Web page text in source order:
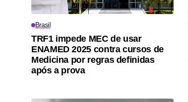
Brasil
TRF1 impede MEC de usar
ENAMED 2025 contra cursos de
Medicina por regras definidas
após a prova